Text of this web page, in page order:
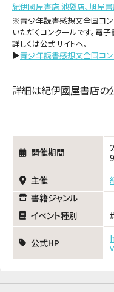
紀伊國屋書店 池袋店、旭屋
※青少年読書感想文全国コ
いただくコンクールです。電
詳しくは公式サイトへ。
▶青少年読書感想文全国コン
詳細は紀伊國屋書店の
開催期間
主催
書籍ジャンル
イベント種別
公式HP